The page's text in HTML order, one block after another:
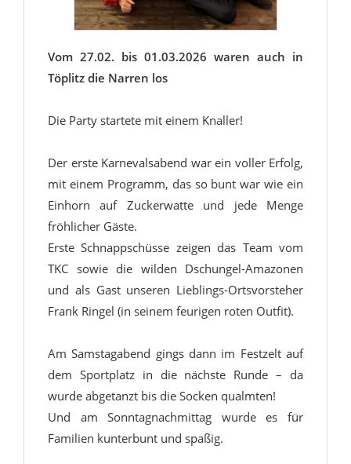
Vom 27.02. bis 01.03.2026 waren auch in
Töplitz die Narren los
Die Party startete mit einem Knaller!
Der erste Karnevalsabend war ein voller Erfolg,
mit einem Programm, das so bunt war wie ein
Einhorn auf Zuckerwatte und jede Menge
fröhlicher Gäste.
Erste Schnappschüsse zeigen das Team vom
TKC sowie die wilden Dschungel-Amazonen
und als Gast unseren Lieblings-Ortsvorsteher
Frank Ringel (in seinem feurigen roten Outfit).
Am Samstagabend gings dann im Festzelt auf
dem Sportplatz in die nächste Runde – da
wurde abgetanzt bis die Socken qualmten!
Und am Sonntagnachmittag wurde es für
Familien kunterbunt und spaßig.